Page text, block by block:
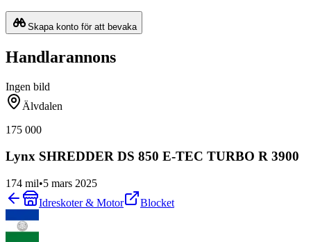
Skapa konto för att bevaka
Handlarannons
Ingen bild
Älvdalen
175 000
Lynx SHREDDER DS 850 E-TEC TURBO R 3900
174 mil•5 mars 2025
Idreskoter & Motor
Blocket